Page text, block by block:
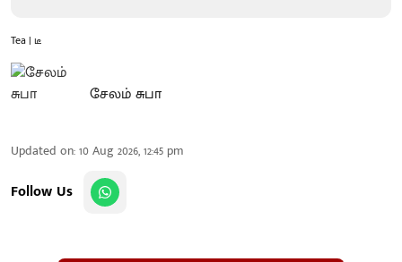
Tea | டீ
சேலம் சுபா
Updated on:10 Aug 2026, 12:45 pm
Follow Us